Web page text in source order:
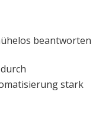
beantworten
stark